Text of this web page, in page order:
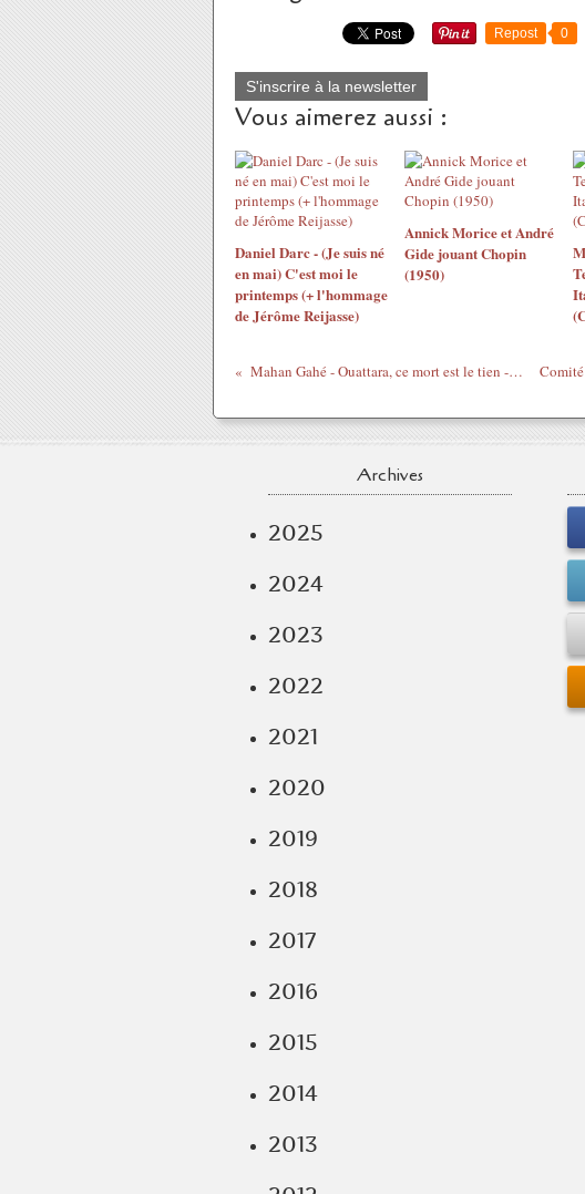
Repost 0
S'inscrire à la newsletter
Vous aimerez aussi :
Daniel Darc - (Je suis né
en mai) C'est moi le
printemps (+ l'hommage
de Jérôme Reijasse)
Annick Morice et André
Gide jouant Chopin
(1950)
Mahan Gahé - Ouattara, ce mort est le tien - HGMJ lu par Protche - 20/09/2013
Archives
2025
2024
2023
2022
2021
2020
2019
2018
2017
2016
2015
2014
2013